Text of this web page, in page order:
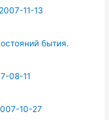
11-13
бытия.
08-11
10-27